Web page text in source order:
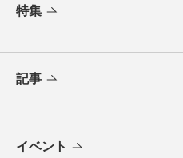
特集
記事
イベント